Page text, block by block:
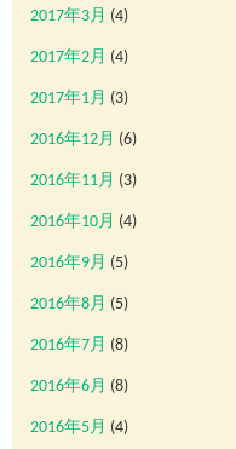
2017年3月 (4)
2017年2月 (4)
2017年1月 (3)
2016年12月 (6)
2016年11月 (3)
2016年10月 (4)
2016年9月 (5)
2016年8月 (5)
2016年7月 (8)
2016年6月 (8)
2016年5月 (4)